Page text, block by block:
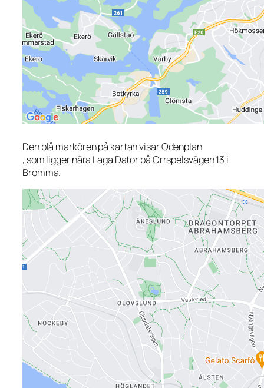
Den blå markören på kartan visar Odenplan
, som ligger nära Laga Dator på Orrspelsvägen 13 i
Bromma.